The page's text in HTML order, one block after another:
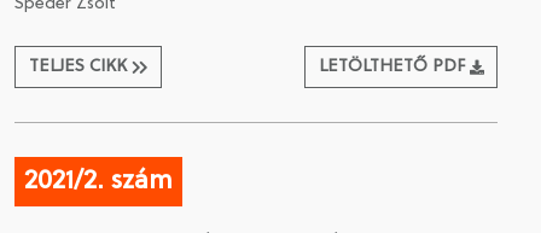
Spéder Zsolt
TELJES CIKK LETÖLTHETŐ PDF
2021/2. szám